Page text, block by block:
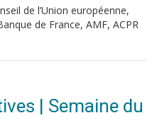
de l’Union européenne,
de France, AMF, ACPR
| Semaine du